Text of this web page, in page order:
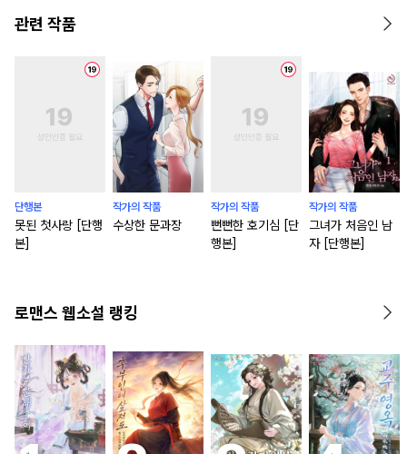
관련 작품
단행본
못된 첫사랑 [단행
본]
작가의 작품
수상한 문과장
작가의 작품
뻔뻔한 호기심 [단
행본]
작가의 작품
그녀가 처음인 남
자 [단행본]
로맨스 웹소설 랭킹